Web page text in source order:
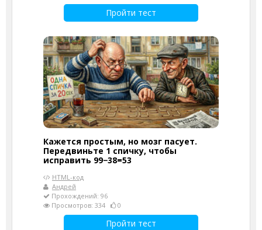
Пройти тест
Кажется простым, но мозг пасует.
Передвиньте 1 спичку, чтобы
исправить 99−38=53
HTML-код
Андрей
Прохождений: 96
Просмотров: 334
0
Пройти тест